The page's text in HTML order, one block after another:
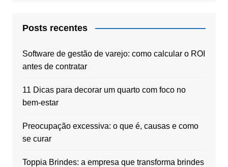
Posts recentes
Software de gestão de varejo: como calcular o ROI
antes de contratar
11 Dicas para decorar um quarto com foco no
bem-estar
Preocupação excessiva: o que é, causas e como
se curar
Toppia Brindes: a empresa que transforma brindes